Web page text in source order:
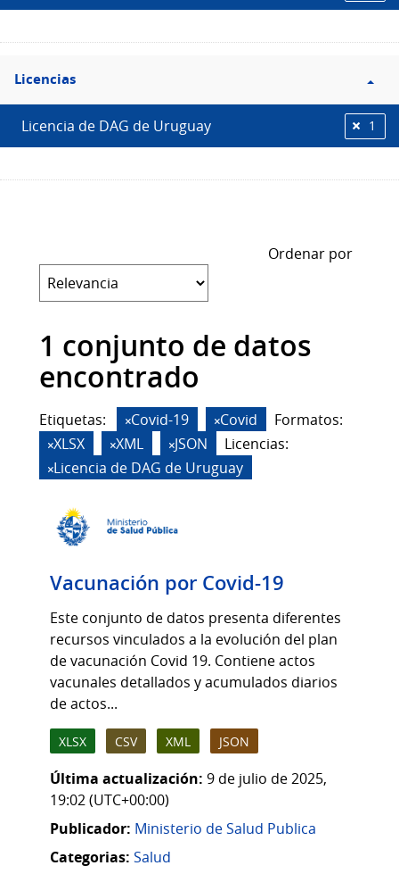
Filtro
Licencias
Licencias
Licencia de DAG de Uruguay 1
Ordenar por
1 conjunto de datos
encontrado
Etiquetas: Covid-19 Covid
Formatos:
XLSX
XML JSON
Licencias:
Licencia de DAG de Uruguay
Vacunación por Covid-19
Este conjunto de datos presenta diferentes
recursos vinculados a la evolución del plan
de vacunación Covid 19. Contiene actos
vacunales detallados y acumulados diarios
de actos...
XLSX CSV XML JSON
Última actualización: 9 de julio de 2025,
19:02 (UTC+00:00)
Publicador: Ministerio de Salud Publica
Categorias: Salud